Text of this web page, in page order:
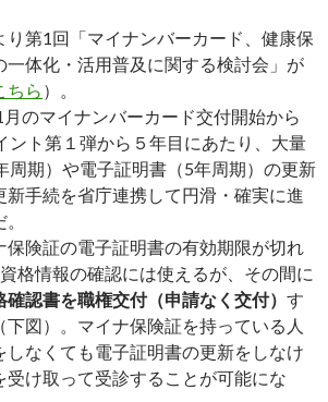
り第1回「マイナンバーカード、健康保
一体化・活用普及に関する検討会」が
ちら ）。
のマイナンバーカード交付開始から
ント第１弾から５年目にあたり、大量
周期）や電子証明書（5年周期）の更新
新手続を省庁連携して円滑・確実に進
険証の電子証明書の有効期限が切れ
格情報の確認には使えるが、その間に
認書を職権交付（申請なく交付） す
下図）。マイナ保険証を持っている人
しなくても電子証明書の更新をしなけ
受け取って受診することが可能にな